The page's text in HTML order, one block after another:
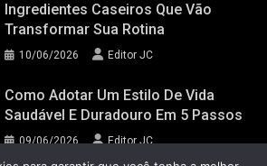
Ingredientes Caseiros Que Vão
Transformar Sua Rotina
10/06/2026 Editor JC
Como Adotar Um Estilo De Vida
Saudável E Duradouro Em 5 Passos
09/06/2026 Editor JC